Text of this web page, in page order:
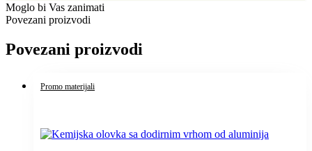
Moglo bi Vas zanimati
Povezani proizvodi
Povezani proizvodi
Promo materijali